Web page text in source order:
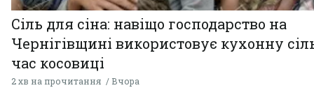
Сіль для сіна: навіщо господарство на
Чернігівщині використовує кухонну
час косовиці
2 хв на прочитання Вчора